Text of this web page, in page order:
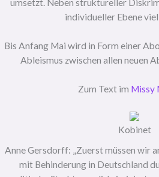
umsetzt. Neben struktureller
individueller Ebene
Bis Anfang Mai wird in Form einer
Ableismus zwischen allen neuen
Zum Text im Missy
Kobinet
Anne Gersdorff: „Zuerst müssen wir
mit Behinderung in Deutschland